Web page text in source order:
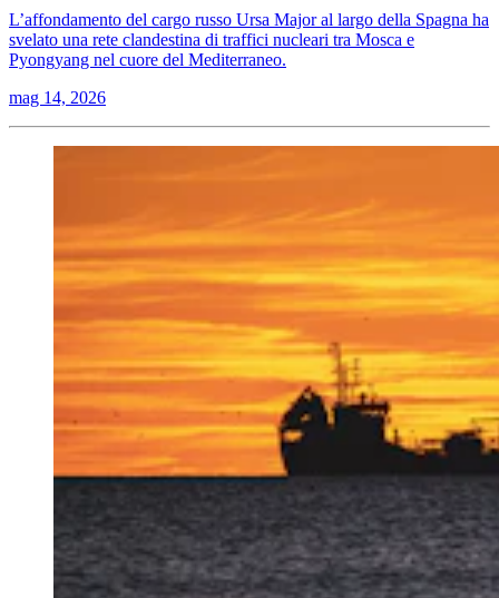
L’affondamento del cargo russo Ursa Major al largo della Spagna ha
svelato una rete clandestina di traffici nucleari tra Mosca e
Pyongyang nel cuore del Mediterraneo.
mag 14, 2026